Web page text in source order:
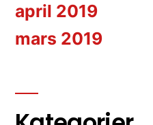
april 2019
mars 2019